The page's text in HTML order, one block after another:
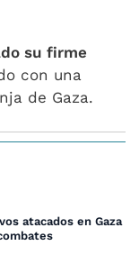
su firme
con una
de Gaza.
atacados en Gaza